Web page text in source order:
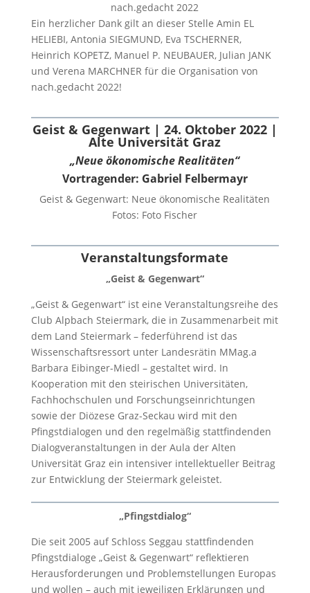
nach.gedacht 2022
Ein herzlicher Dank gilt an dieser Stelle Amin EL
HELIEBI, Antonia SIEGMUND, Eva TSCHERNER,
Heinrich KOPETZ, Manuel P. NEUBAUER, Julian JANK
und Verena MARCHNER für die Organisation von
nach.gedacht 2022!
Geist & Gegenwart | 24. Oktober 2022 |
Alte Universität Graz
„Neue ökonomische Realitäten“
Vortragender: Gabriel Felbermayr
Geist & Gegenwart: Neue ökonomische Realitäten
Fotos: Foto Fischer
Veranstaltungsformate
„Geist & Gegenwart“
„Geist & Gegenwart“ ist eine Veranstaltungsreihe des
Club Alpbach Steiermark, die in Zusammenarbeit mit
dem Land Steiermark – federführend ist das
Wissenschaftsressort unter Landesrätin MMag.a
Barbara Eibinger-Miedl – gestaltet wird. In
Kooperation mit den steirischen Universitäten,
Fachhochschulen und Forschungseinrichtungen
sowie der Diözese Graz-Seckau wird mit den
Pfingstdialogen und den regelmäßig stattfindenden
Dialogveranstaltungen in der Aula der Alten
Universität Graz ein intensiver intellektueller Beitrag
zur Entwicklung der Steiermark geleistet.
„Pfingstdialog“
Die seit 2005 auf Schloss Seggau stattfindenden
Pfingstdialoge „Geist & Gegenwart“ reflektieren
Heraus­forderungen und Problemstellungen Europas
und wollen – auch mit jeweiligen Erklärungen und